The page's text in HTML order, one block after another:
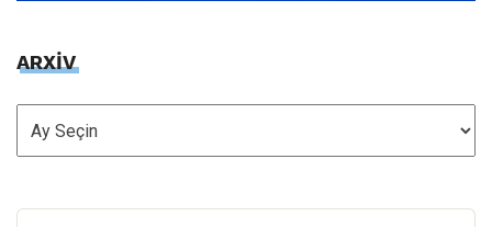
ARXİV
ARXİV